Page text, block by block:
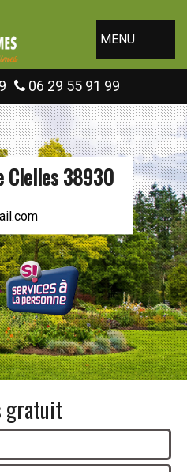
MENU
06 29 55 91 99
Clelles 38930
gratuit